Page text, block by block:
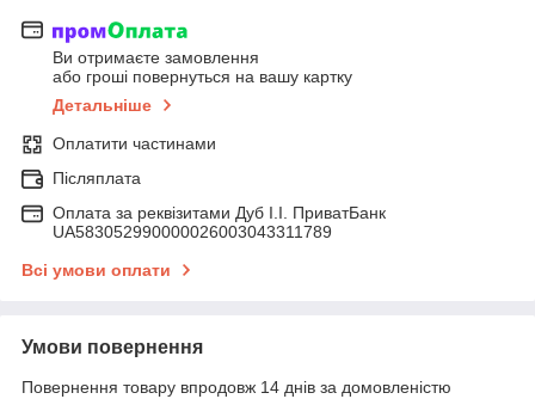
Ви отримаєте замовлення
або гроші повернуться на вашу картку
Детальніше
Оплатити частинами
Післяплата
Оплата за реквізитами Дуб І.І. ПриватБанк
UA583052990000026003043311789
Всі умови оплати
Умови повернення
Повернення товару впродовж 14 днів за домовленістю